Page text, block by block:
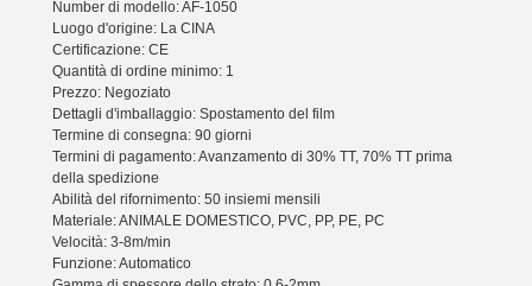
Number di modello: AF-1050
Luogo d'origine: La CINA
Certificazione: CE
Quantità di ordine minimo: 1
Prezzo: Negoziato
Dettagli d'imballaggio: Spostamento del film
Termine di consegna: 90 giorni
Termini di pagamento: Avanzamento di 30% TT, 70% TT prima
della spedizione
Abilità del rifornimento: 50 insiemi mensili
Materiale: ANIMALE DOMESTICO, PVC, PP, PE, PC
Velocità: 3-8m/min
Funzione: Automatico